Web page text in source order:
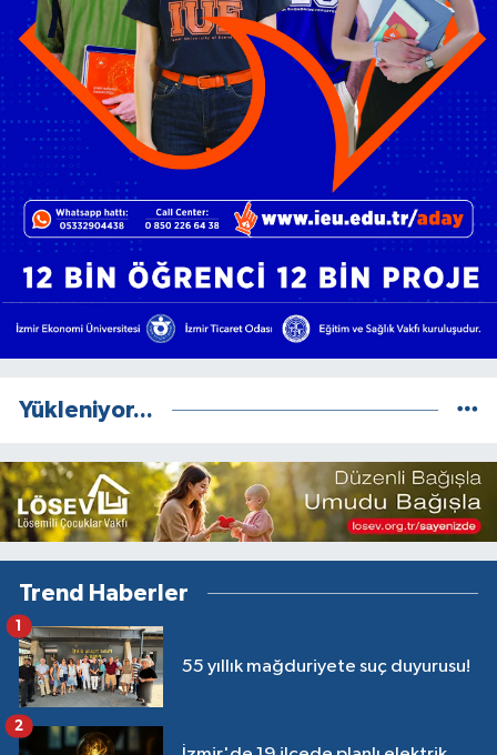
Yükleniyor...
Trend Haberler
55 yıllık mağduriyete suç duyurusu!
1
2